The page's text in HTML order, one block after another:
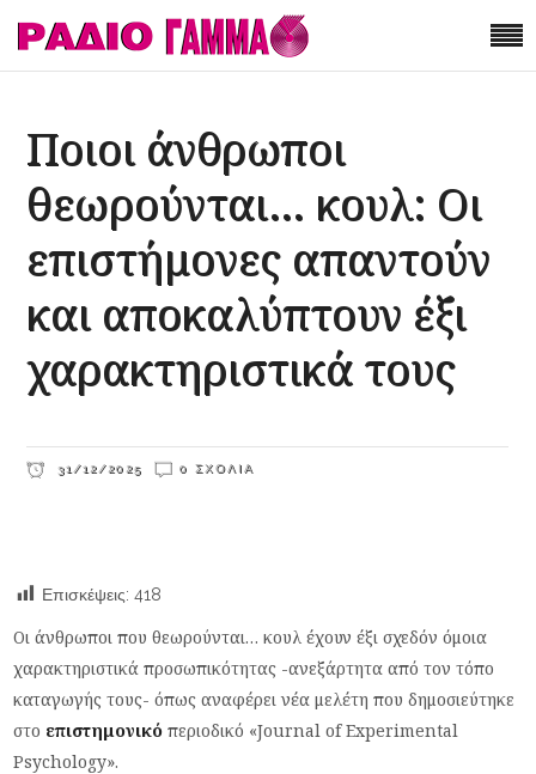
Ποιοι άνθρωποι
θεωρούνται… κουλ: Οι
επιστήμονες απαντούν
και αποκαλύπτουν έξι
χαρακτηριστικά τους
31/12/2025 0 ΣΧΌΛΙΑ
Επισκέψεις: 418
Οι άνθρωποι που θεωρούνται… κουλ έχουν έξι σχεδόν όμοια
χαρακτηριστικά προσωπικότητας -ανεξάρτητα από τον τόπο
καταγωγής τους- όπως αναφέρει νέα μελέτη που δημοσιεύτηκε
στο επιστημονικό περιοδικό «Journal of Experimental
Psychology».